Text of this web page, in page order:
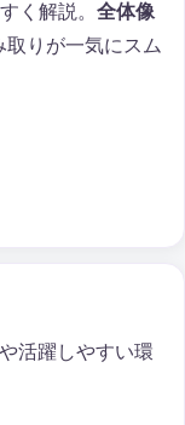
く解説。 全体像
りが一気にスム
や活躍しやすい環